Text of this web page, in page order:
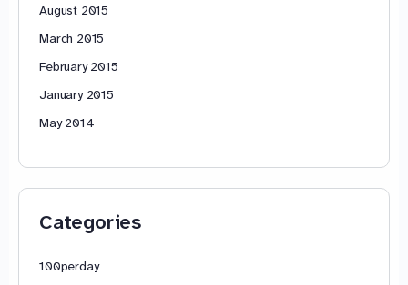
August 2015
March 2015
February 2015
January 2015
May 2014
Categories
100perday